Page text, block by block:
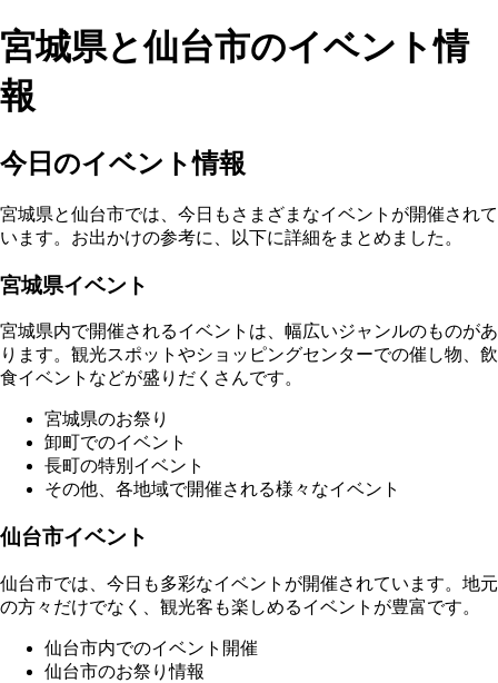
宮城県と仙台市のイベント情
報
今日のイベント情報
宮城県と仙台市では、今日もさまざまなイベントが開催されて
います。お出かけの参考に、以下に詳細をまとめました。
宮城県イベント
宮城県内で開催されるイベントは、幅広いジャンルのものがあ
ります。観光スポットやショッピングセンターでの催し物、飲
食イベントなどが盛りだくさんです。
宮城県のお祭り
卸町でのイベント
長町の特別イベント
その他、各地域で開催される様々なイベント
仙台市イベント
仙台市では、今日も多彩なイベントが開催されています。地元
の方々だけでなく、観光客も楽しめるイベントが豊富です。
仙台市内でのイベント開催
仙台市のお祭り情報